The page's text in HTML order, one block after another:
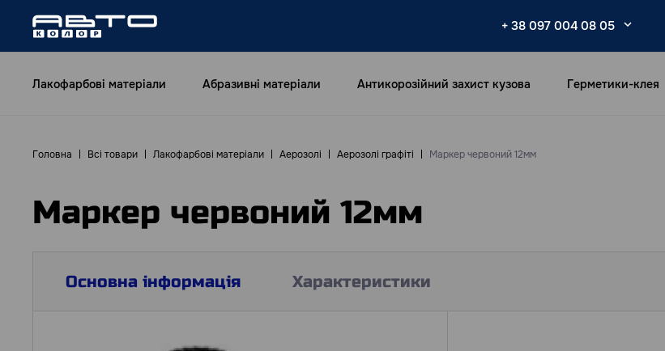
+ 38 097 004 08 05
Лакофарбові матеріали Абразивні матеріали Антикорозійний захист кузова Герметики-клея
Головна Всі товари Лакофарбові матеріали Аерозолі Аерозолі графіті Маркер червоний 12мм
Маркер червоний 12мм
Основна інформація Характеристики